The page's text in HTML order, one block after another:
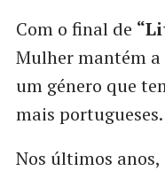
Com o final de
Mulher mantém a
um género que
mais portugueses.
Nos últimos